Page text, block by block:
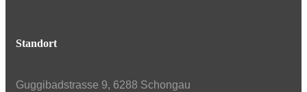
Standort
Guggibadstrasse 9, 6288 Schongau